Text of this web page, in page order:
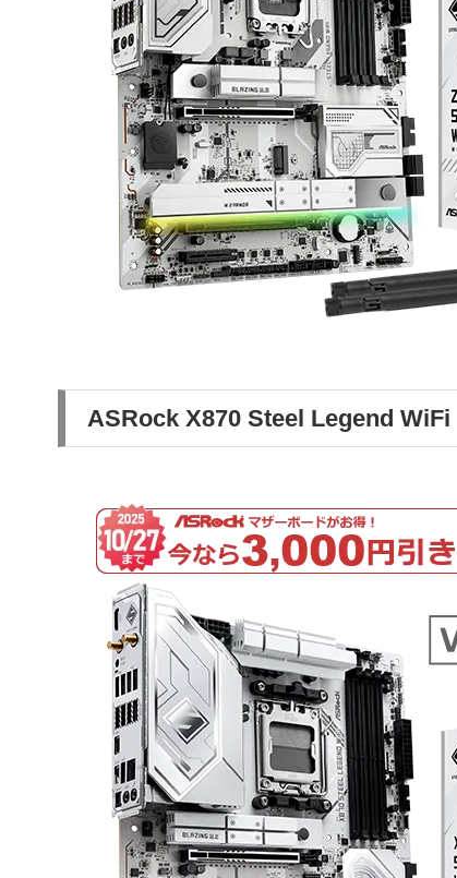
ASRock X870 Steel Legend WiFi